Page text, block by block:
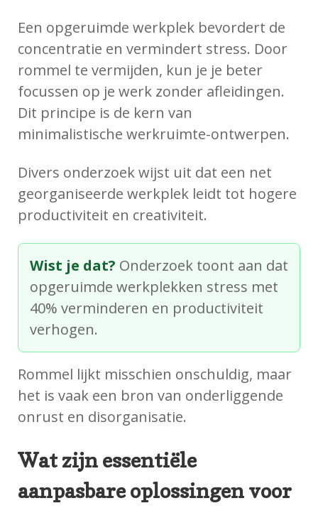
Een opgeruimde werkplek bevordert de
concentratie en vermindert stress. Door
rommel te vermijden, kun je je beter
focussen op je werk zonder afleidingen.
Dit principe is de kern van
minimalistische werkruimte-ontwerpen.
Divers onderzoek wijst uit dat een net
georganiseerde werkplek leidt tot hogere
productiviteit en creativiteit.
Wist je dat? Onderzoek toont aan dat
opgeruimde werkplekken stress met
40% verminderen en productiviteit
verhogen.
Rommel lijkt misschien onschuldig, maar
het is vaak een bron van onderliggende
onrust en disorganisatie.
Wat zijn essentiële
aanpasbare oplossingen voor